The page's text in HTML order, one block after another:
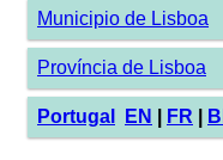
Municipio de Lisboa
Província de Lisboa
Portugal EN FR